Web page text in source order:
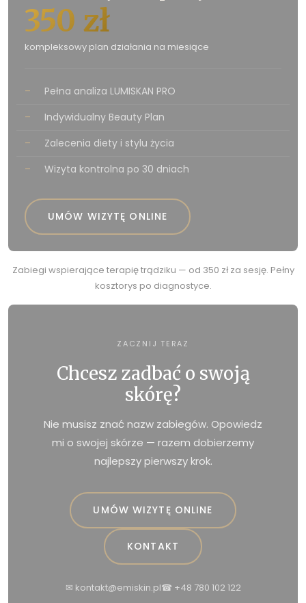
350 zł
kompleksowy plan działania na miesiące
–
Pełna analiza LUMISKAN PRO
–
Indywidualny Beauty Plan
–
Zalecenia diety i stylu życia
–
Wizyta kontrolna po 30 dniach
UMÓW WIZYTĘ ONLINE
Zabiegi wspierające terapię trądziku — od 350 zł za sesję. Pełny
kosztorys po diagnostyce.
ZACZNIJ TERAZ
Chcesz zadbać o swoją
skórę?
Nie musisz znać nazw zabiegów. Opowiedz
mi o swojej skórze — razem dobierzemy
najlepszy pierwszy krok.
UMÓW WIZYTĘ ONLINE
KONTAKT
✉ kontakt@emiskin.pl☎ +48 780 102 122